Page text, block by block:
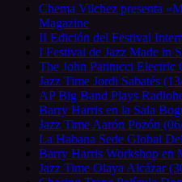
Chema Vilchez presenta
Magazine
II Edición del Festival
I Festival de Jazz Made in
The John Patitucci Electric
Jazz Time Jordi Sabatés
AP Big Band Plays
Barry Harris en la Sala
Jazz Time Aarón Pozón
La Habana Sede Global
Barry Harris Workshop en
Jazz Time Olaya Alcázar